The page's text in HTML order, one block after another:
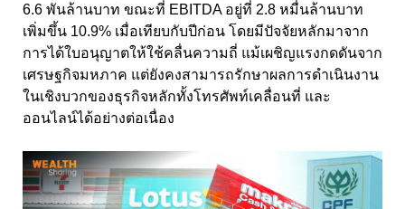
6.6 พันล้านบาท ขณะที่ EBITDA อยู่ที่ 2.8 หมื่นล้านบาท
เพิ่มขึ้น 10.9% เมื่อเทียบกับปีก่อน โดยมีปัจจัยหลักมาจาก
การได้ใบอนุญาตให้ใช้คลื่นความถี่ แม้เผชิญแรงกดดันจาก
เศรษฐกิจมหภาค แต่ยังคงสามารถรักษาผลการดำเนินงาน
ในเชิงบวกของธุรกิจหลักทั้งโทรศัพท์เคลื่อนที่ และ
ออนไลน์ได้อย่างต่อเนื่อง